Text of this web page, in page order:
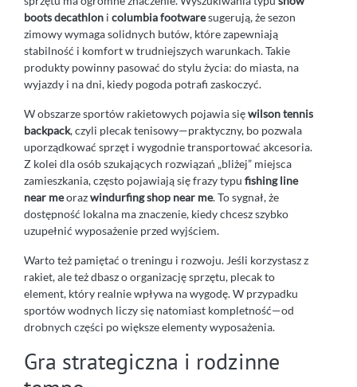
boots decathlon i columbia footwaresugerują, że sezon
zimowy wymaga solidnych butów, które zapewniają
stabilność i komfort w trudniejszych warunkach. Takie
produkty powinny pasować do stylu życia: do miasta, na
wyjazdy i na dni, kiedy pogoda potrafi zaskoczyć.
W obszarze sportów rakietowych pojawia sięwilson tennis
backpack, czyli plecak tenisowy—praktyczny, bo pozwala
uporządkować sprzęt i wygodnie transportować akcesoria.
Z kolei dla osób szukających rozwiązań „bliżej” miejsca
zamieszkania, często pojawiają się frazy typu fishing line
near meorazwindurfing shop near me. To sygnał, że
dostępność lokalna ma znaczenie, kiedy chcesz szybko
uzupełnić wyposażenie przed wyjściem.
Warto też pamiętać o treningu i rozwoju. Jeśli korzystasz z
rakiet, ale też dbasz o organizację sprzętu, plecak to
element, który realnie wpływa na wygodę. W przypadku
sportów wodnych liczy się natomiast kompletność—od
drobnych części po większe elementy wyposażenia.
Gra strategiczna i rodzinne